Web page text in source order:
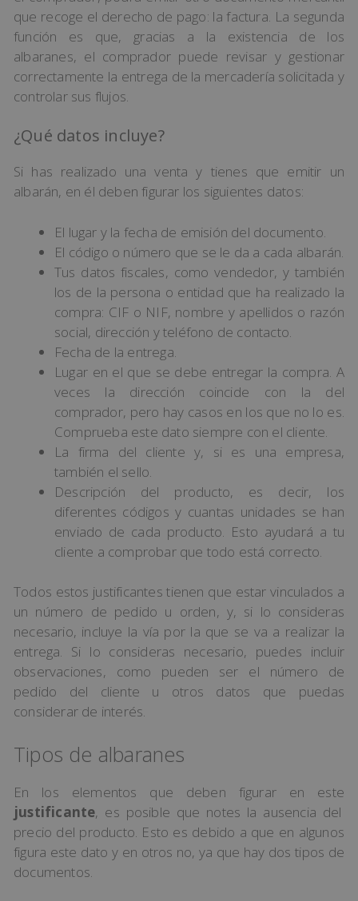
que recoge el derecho de pago: la factura. La segunda
función es que, gracias a la existencia de los
albaranes, el comprador puede revisar y gestionar
correctamente la entrega de la mercadería solicitada y
controlar sus flujos.
¿Qué datos incluye?
Si has realizado una venta y tienes que emitir un
albarán, en él deben figurar los siguientes datos:
El lugar y la fecha de emisión del documento.
El código o número que se le da a cada albarán.
Tus datos fiscales, como vendedor, y también
los de la persona o entidad que ha realizado la
compra: CIF o NIF, nombre y apellidos o razón
social, dirección y teléfono de contacto.
Fecha de la entrega.
Lugar en el que se debe entregar la compra. A
veces la dirección coincide con la del
comprador, pero hay casos en los que no lo es.
Comprueba este dato siempre con el cliente.
La firma del cliente y, si es una empresa,
también el sello.
Descripción del producto, es decir, los
diferentes códigos y cuantas unidades se han
enviado de cada producto. Esto ayudará a tu
cliente a comprobar que todo está correcto.
Todos estos justificantes tienen que estar vinculados a
un número de pedido u orden, y, si lo consideras
necesario, incluye la vía por la que se va a realizar la
entrega. Si lo consideras necesario, puedes incluir
observaciones, como pueden ser el número de
pedido del cliente u otros datos que puedas
considerar de interés.
Tipos de albaranes
En los elementos que deben figurar en este
justificante, es posible que notes la ausencia del
precio del producto. Esto es debido a que en algunos
figura este dato y en otros no, ya que hay dos tipos de
documentos.